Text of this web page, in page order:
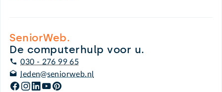
SeniorWeb.
De computerhulp voor u.
030 - 276 99 65
leden@seniorweb.nl